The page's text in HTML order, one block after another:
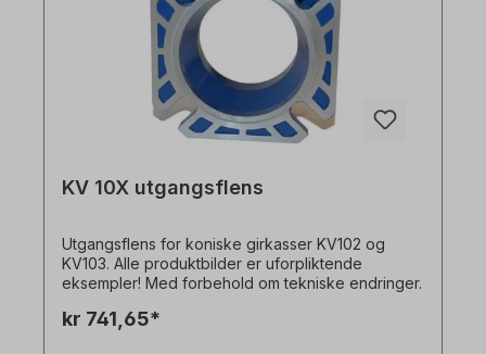
KV 10X utgangsflens
Utgangsflens for koniske girkasser KV102 og
KV103. Alle produktbilder er uforpliktende
eksempler! Med forbehold om tekniske endringer.
kr 741,65*